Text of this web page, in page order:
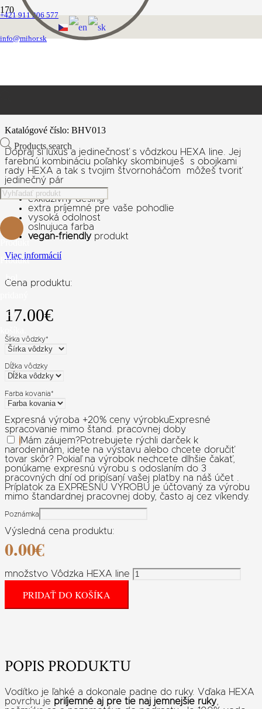
+421 911 206 577
info@mihor.sk
Products search
Produkt
Produkt
bol
do
Domovská stránka
Biothane hexa vôdzky
Katalógové číslo: BHV013
Dopraj si luxus a jedinečnosť s vôdzkou HEXA line. Jej
farebnú kombináciu poľahky skombinuješ s obojkami
rady HEXA a tak s tvojim štvornoháčom môžeš tvoriť
jedinečný pár
exkluzivny desing
extra príjemné pre vaše pohodlie
vysoká odolnost
oslnujuca farba
vegan-friendly produkt
Viac informácií
Cena produktu:
17.00€
Šírka vôdzky*
Dĺžka vôdzky
Farba kovania*
Expresná výroba +20% ceny výrobkuExpresné
spracovanie mimo štand. pracovnej doby
Mám záujem?Potrebujete rýchli darček k
narodeninám, idete na výstavu alebo chcete doručiť
tovar skôr? Pokiaľ na výrobok nechcete dlhšie čakať,
ponúkame expresnú výrobu s odoslaním do 3
pracovných dní od pripísaní vašej platby na náš účet .
Príplatok za EXPRESNÚ VÝROBU je účtovaný za výrobu
mimo štandardnej pracovnej doby, často aj cez víkendy.
Poznámka
Výsledná cena produktu:
0.00€
množstvo Vôdzka HEXA line
PRIDAŤ DO KOŠÍKA
POPIS PRODUKTU
Vodítko je ľahké a dokonale padne do ruky. Vďaka HEXA
povrchu je priíjemné aj pre tie naj jemnejšie ruky,